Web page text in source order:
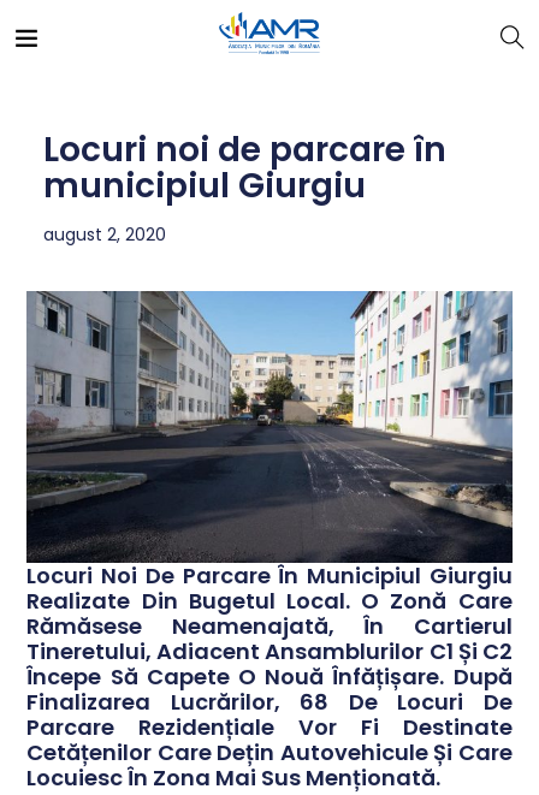
Locuri noi de parcare în
municipiul Giurgiu
august 2, 2020
Locuri Noi De Parcare În Municipiul Giurgiu
Realizate Din Bugetul Local. O Zonă Care
Rămăsese Neamenajată, În Cartierul
Tineretului, Adiacent Ansamblurilor C1 Și C2
Începe Să Capete O Nouă Înfățișare. După
Finalizarea Lucrărilor, 68 De Locuri De
Parcare Rezidențiale Vor Fi Destinate
Cetățenilor Care Dețin Autovehicule Și Care
Locuiesc În Zona Mai Sus Menționată.